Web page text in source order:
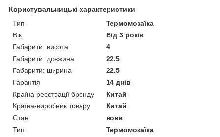
Користувальницькі характеристики
Тип
Термомозаїка
Вік
Від 3 років
Габарити: висота
4
Габарити: довжина
22.5
Габарити: ширина
22.5
Гарантія
14 днів
Країна реєстрації бренду
Китай
Країна-виробник товару
Китай
Стан
нове
Тип
Термомозаїка